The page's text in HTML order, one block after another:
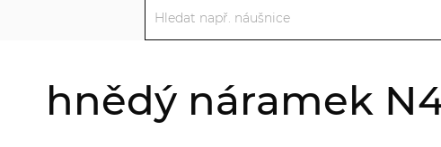
hnědý náramek